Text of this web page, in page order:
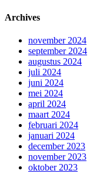
Archives
november 2024
september 2024
augustus 2024
juli 2024
juni 2024
mei 2024
april 2024
maart 2024
februari 2024
januari 2024
december 2023
november 2023
oktober 2023